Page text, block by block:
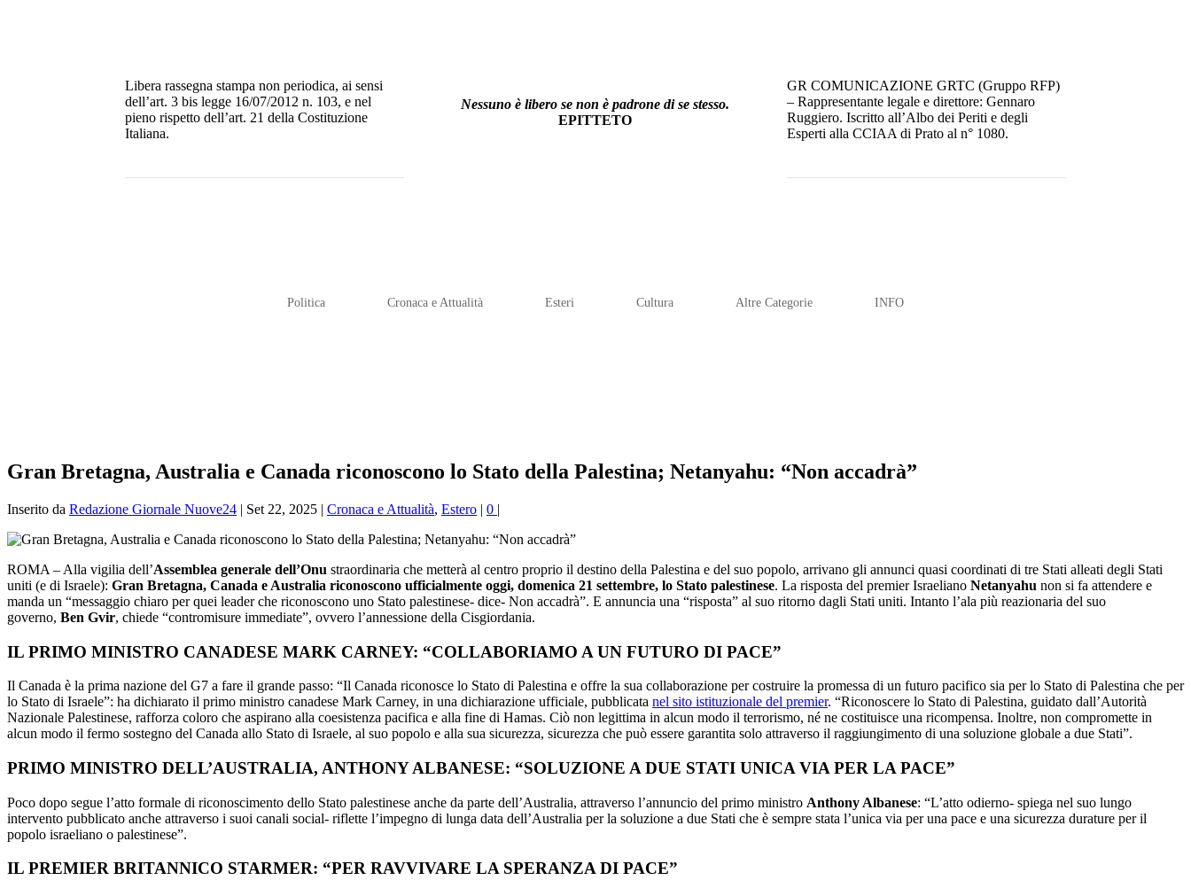
Libera rassegna stampa non periodica, ai sensi
dell’art. 3 bis legge 16/07/2012 n. 103, e nel
pieno rispetto dell’art. 21 della Costituzione
Italiana.
Nessuno è libero se non è padrone di se stesso.
EPITTETO
GR COMUNICAZIONE GRTC (Gruppo RFP)
– Rappresentante legale e direttore: Gennaro
Ruggiero. Iscritto all’Albo dei Periti e degli
Esperti alla CCIAA di Prato al n° 1080.
Politica Cronaca e Attualità Esteri Cultura Altre Categorie INFO
Gran Bretagna, Australia e Canada riconoscono lo Stato della Palestina; Netanyahu: “Non accadrà”
Inserito da Redazione Giornale Nuove24 | Set 22, 2025 | Cronaca e Attualità, Estero | 0 |
ROMA – Alla vigilia dell’Assemblea generale dell’Onu straordinaria che metterà al centro proprio il destino della Palestina e del suo popolo, arrivano gli annunci quasi coordinati di tre Stati alleati degli Stati
uniti (e di Israele): Gran Bretagna, Canada e Australia riconoscono ufficialmente oggi, domenica 21 settembre, lo Stato palestinese. La risposta del premier Israeliano Netanyahu non si fa attendere e
manda un “messaggio chiaro per quei leader che riconoscono uno Stato palestinese- dice- Non accadrà”. E annuncia una “risposta” al suo ritorno dagli Stati uniti. Intanto l’ala più reazionaria del suo
governo, Ben Gvir, chiede “contromisure immediate”, ovvero l’annessione della Cisgiordania.
IL PRIMO MINISTRO CANADESE MARK CARNEY: “COLLABORIAMO A UN FUTURO DI PACE”
Il Canada è la prima nazione del G7 a fare il grande passo: “Il Canada riconosce lo Stato di Palestina e offre la sua collaborazione per costruire la promessa di un futuro pacifico sia per lo Stato di Palestina che per
lo Stato di Israele”: ha dichiarato il primo ministro canadese Mark Carney, in una dichiarazione ufficiale, pubblicata nel sito istituzionale del premier. “Riconoscere lo Stato di Palestina, guidato dall’Autorità
Nazionale Palestinese, rafforza coloro che aspirano alla coesistenza pacifica e alla fine di Hamas. Ciò non legittima in alcun modo il terrorismo, né ne costituisce una ricompensa. Inoltre, non compromette in
alcun modo il fermo sostegno del Canada allo Stato di Israele, al suo popolo e alla sua sicurezza, sicurezza che può essere garantita solo attraverso il raggiungimento di una soluzione globale a due Stati”.
PRIMO MINISTRO DELL’AUSTRALIA, ANTHONY ALBANESE: “SOLUZIONE A DUE STATI UNICA VIA PER LA PACE”
Poco dopo segue l’atto formale di riconoscimento dello Stato palestinese anche da parte dell’Australia, attraverso l’annuncio del primo ministro Anthony Albanese: “L’atto odierno- spiega nel suo lungo
intervento pubblicato anche attraverso i suoi canali social- riflette l’impegno di lunga data dell’Australia per la soluzione a due Stati che è sempre stata l’unica via per una pace e una sicurezza durature per il
popolo israeliano o palestinese”.
IL PREMIER BRITANNICO STARMER: “PER RAVVIVARE LA SPERANZA DI PACE”